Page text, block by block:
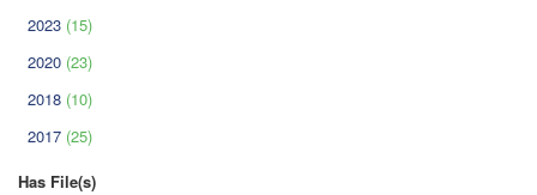
2023 (15)
2020 (23)
2018 (10)
2017 (25)
Has File(s)